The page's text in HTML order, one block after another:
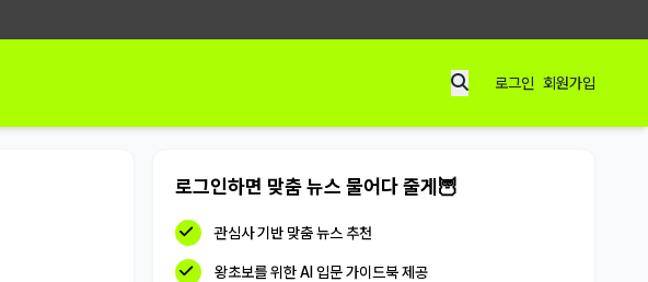
로그인 회원가입
로그인하면 맞춤 뉴스 물어다 줄게🦉
관심사 기반 맞춤 뉴스 추천
왕초보를 위한 AI 입문 가이드북 제공